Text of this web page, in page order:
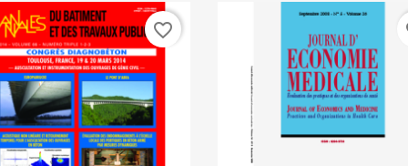
favorite_border